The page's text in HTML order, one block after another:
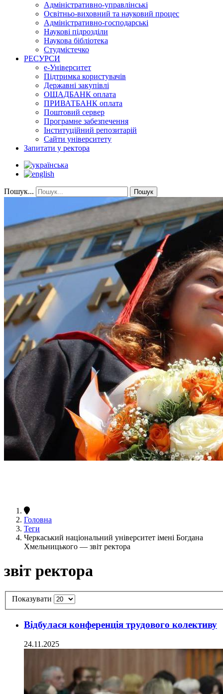
Адміністративно-управлінські
Освітньо-виховний та науковий процес
Адміністративно-господарські
Наукові підрозділи
Наукова бібліотека
Студмістечко
РЕСУРСИ
е-Університет
Підтримка користувачів
Державні закупівлі
ОЩАДБАНК оплата
ПРИВАТБАНК оплата
Поштовий сервер
Програмне забезпечення
Інституційний репозитарій
Сайти університету
Запитати у ректора
Пошук... Пошук
Головна
Теги
Черкаський національний університет імені Богдана
Хмельницького — звіт ректора
звіт ректора
Показувати
Відбулася конференція трудового колективу
24.11.2025